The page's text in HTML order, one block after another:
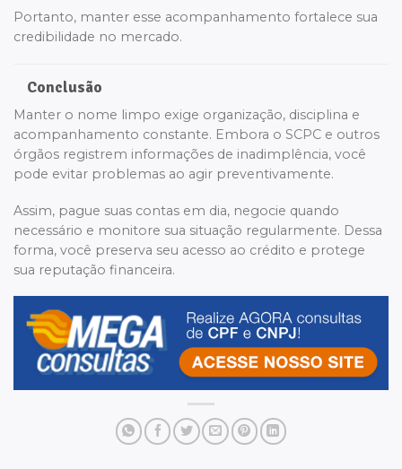
Portanto, manter esse acompanhamento fortalece sua
credibilidade no mercado.
Conclusão
Manter o nome limpo exige organização, disciplina e
acompanhamento constante. Embora o SCPC e outros
órgãos registrem informações de inadimplência, você
pode evitar problemas ao agir preventivamente.
Assim, pague suas contas em dia, negocie quando
necessário e monitore sua situação regularmente. Dessa
forma, você preserva seu acesso ao crédito e protege
sua reputação financeira.